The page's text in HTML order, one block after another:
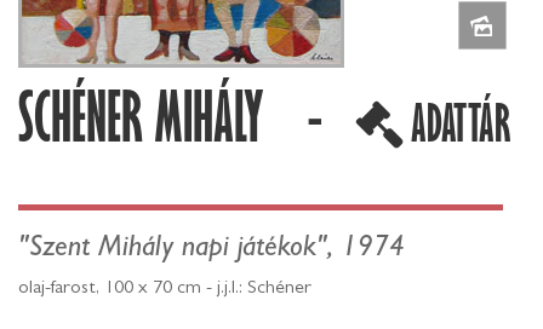
SCHÉNER MIHÁLY - ADATTÁR
"Szent Mihály napi játékok", 1974
olaj-farost, 100 x 70 cm - j.j.l.: Schéner